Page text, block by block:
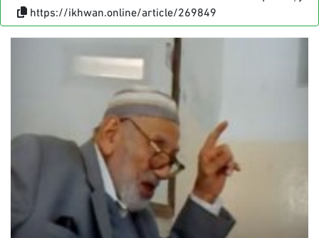
https://ikhwan.online/article/269849